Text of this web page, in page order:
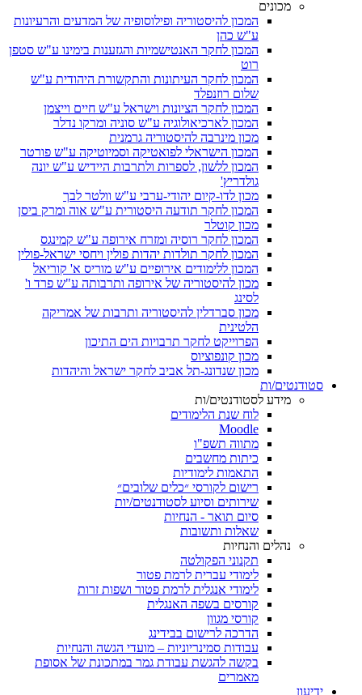
מכונים
המכון להיסטוריה ופילוסופיה של המדעים והרעיונות
ע"ש כהן
המכון לחקר האנטישמיות והגזענות בימינו ע"ש סטפן
רוט
המכון לחקר העיתונות והתקשורת היהודית ע"ש
שלום רוזנפלד
המכון לחקר הציונות וישראל ע"ש חיים וייצמן
המכון לארכיאולוגיה ע"ש סוניה ומרקו נדלר
מכון מינרבה להיסטוריה גרמנית
המכון הישראלי לפואטיקה וסמיוטיקה ע"ש פורטר
המכון ללשון, לספרות ולתרבות היידיש ע"ש יונה
גולדריץ'
מכון לדו-קיום יהודי-ערבי ע"ש וולטר לבך
המכון לחקר תודעה היסטורית ע"ש אוה ומרק ביסן
מכון קוטלר
המכון לחקר רוסיה ומזרח אירופה ע"ש קמינגס
המכון לחקר תולדות יהדות פולין ויחסי ישראל-פולין
המכון ללימודים אירופיים ע"ש מוריס א' קוריאל
מכון להיסטוריה של אירופה ותרבותה ע"ש פרד ו'
לסינג
מכון סברדלין להיסטוריה ותרבות של אמריקה
הלטינית
הפרוייקט לחקר תרבויות הים התיכון
מכון קונפוציוס
מכון שנדונג-תל אביב לחקר ישראל והיהדות
סטודנטים/ות
מידע לסטודנטים/ות
לוח שנת הלימודים
Moodle
מתווה תשפ"ו
כיתות מחשבים
התאמות לימודיות
רישום לקורסי ״כלים שלובים״
שירותים וסיוע לסטודנטים/יות
סיום תואר - הנחיות
שאלות ותשובות
נהלים והנחיות
תקנוני הפקולטה
לימודי עברית לרמת פטור
לימודי אנגלית לרמת פטור ושפות זרות
קורסים בשפה האנגלית
קורסי מגוון
הדרכה לרישום בבידינג
עבודות סמינריוניות – מועדי הגשה והנחיות
בקשה להגשת עבודת גמר במתכונת של אסופת
מאמרים
ידיעון